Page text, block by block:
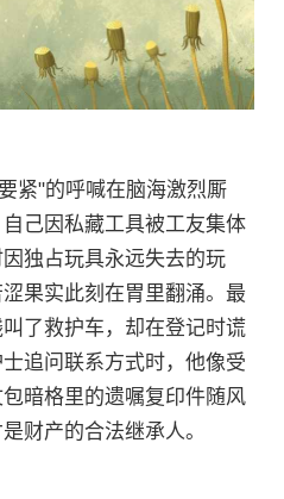
紧"的呼喊在脑海激烈厮
己因私藏工具被工友集体
独占玩具永远失去的玩
果实此刻在胃里翻涌。最
了救护车，却在登记时谎
追问联系方式时，他像受
暗格里的遗嘱复印件随风
财产的合法继承人。